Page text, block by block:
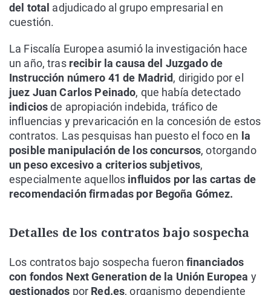
del total adjudicado al grupo empresarial en
cuestión.
La Fiscalía Europea asumió la investigación hace
un año, tras recibir la causa del Juzgado de
Instrucción número 41 de Madrid, dirigido por el
juez Juan Carlos Peinado, que había detectado
indiciosde apropiación indebida, tráfico de
influencias y prevaricación en la concesión de estos
contratos. Las pesquisas han puesto el foco en la
posible manipulación de los concursos, otorgando
un peso excesivo a criterios subjetivos,
especialmente aquellos influidos por las cartas de
recomendación firmadas por Begoña Gómez.
Detalles de los contratos bajo sospecha
Los contratos bajo sospecha fueron financiados
con fondos Next Generation de la Unión Europea y
gestionados por Red.es, organismo dependiente